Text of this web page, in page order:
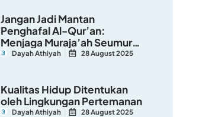
Jangan Jadi Mantan
Penghafal Al-Qur’an:
Menjaga Muraja’ah Seumur
Hidup
Dayah Athiyah 28 August 2025
Kualitas Hidup Ditentukan
oleh Lingkungan Pertemanan
Dayah Athiyah 28 August 2025